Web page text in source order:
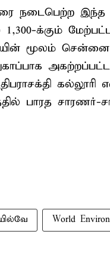
நடைபெற்ற இந்த
க்கும்
மூலம் சென்னை
பாரத சாரணர்-
World